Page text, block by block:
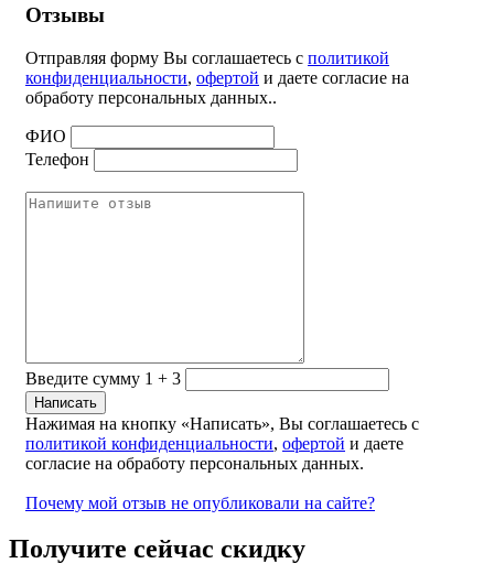
Отзывы
Отправляя форму Вы соглашаетесь с политикой
конфиденциальности, офертой и даете согласие на
обработу персональных данных..
ФИО
Телефон
Введите сумму 1 + 3
Нажимая на кнопку «Написать», Вы соглашаетесь с
политикой конфиденциальности, офертой и даете
согласие на обработу персональных данных.
Почему мой отзыв не опубликовали на сайте?
Получите сейчас скидку